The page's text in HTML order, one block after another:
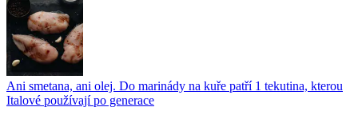
Ani smetana, ani olej. Do marinády na kuře patří 1 tekutina, kterou
Italové používají po generace